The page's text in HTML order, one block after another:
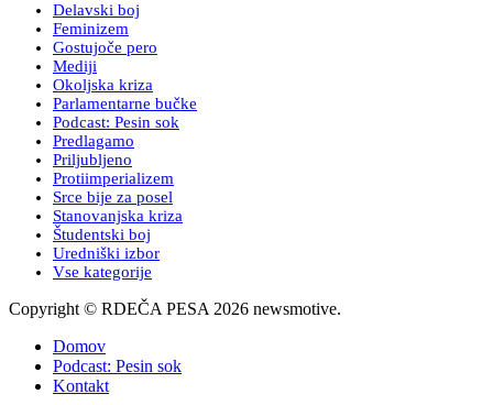
Delavski boj
Feminizem
Gostujoče pero
Mediji
Okoljska kriza
Parlamentarne bučke
Podcast: Pesin sok
Predlagamo
Priljubljeno
Protiimperializem
Srce bije za posel
Stanovanjska kriza
Študentski boj
Uredniški izbor
Vse kategorije
Copyright © RDEČA PESA 2026 newsmotive.
Domov
Podcast: Pesin sok
Kontakt